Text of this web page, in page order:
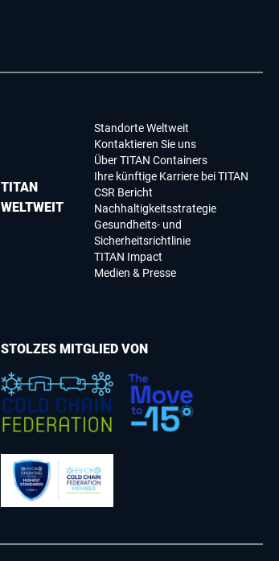
TITAN
WELTWEIT
Standorte Weltweit
Kontaktieren Sie uns
Über TITAN Containers
Ihre künftige Karriere bei TITAN
CSR Bericht
Nachhaltigkeitsstrategie
Gesundheits- und
Sicherheitsrichtlinie
TITAN Impact
Medien & Presse
STOLZES MITGLIED VON